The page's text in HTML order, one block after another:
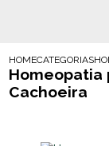
HOMECATEGORIAS
Homeopatia
Cachoeira